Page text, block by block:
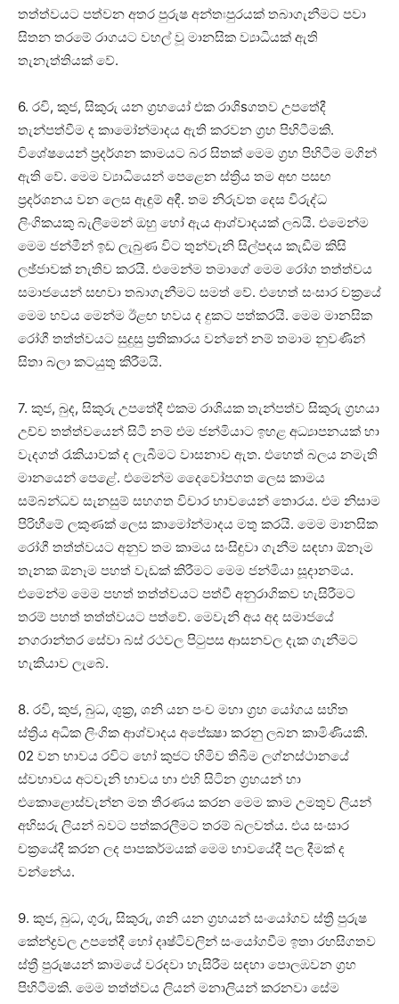
තත්ත්වයට පත්වන අතර පුරුෂ අන්තඃපුරයක්‌ තබාගැනීමට පවා
සිතන තරමේ රාගයට වහල් වූ මානසික ව්‍යාධියක්‌ ඇති
තැනැත්තියක්‌ වේ.
6. රවි, කුජ, සිකුරු යන ග්‍රහයෝ එක රාශිsගතව උපතේදී
තැන්පත්වීම ද කාමෝන්මාදය ඇති කරවන ග්‍රහ පිහිටීමකි.
විශේෂයෙන් ප්‍රදර්ශන කාමයට බර සිතක්‌ මෙම ග්‍රහ පිහිටීම මගින්
ඇති වේ. මෙම ව්‍යාධියෙන් පෙළෙන ස්‌ත්‍රිය තම අඟ පසඟ
ප්‍රදර්ශනය වන ලෙස ඇඳුම් අඳී. තම නිරුවත දෙස විරුද්ධ
ලිංගිකයකු බැලීමෙන් ඔහු හෝ ඇය ආශ්වාදයක්‌ ලබයි. එමෙන්ම
මෙම ජන්මීන් ඉඩ ලැබුණ විට තුන්වැනි සිල්පදය කැඩීම කිසි
ලඡ්ජාවක්‌ නැතිව කරයි. එමෙන්ම තමාගේ මෙම රෝග තත්ත්වය
සමාජයෙන් සඟවා තබාගැනීමට සමත් වේ. එහෙත් සංසාර චක්‍රයේ
මෙම භවය මෙන්ම ඊළඟ භවය ද දුකට පත්කරයි. මෙම මානසික
රෝගී තත්ත්වයට සුදුසු ප්‍රතිකාරය වන්නේ නම් තමාම නුවණින්
සිතා බලා කටයුතු කිරීමයි.
7. කුජ, බුද, සිකුරු උපතේදී එකම රාශියක තැන්පත්ව සිකුරු ග්‍රහයා
උච්ච තත්ත්වයෙන් සිටී නම් එම ජන්මියාට ඉහළ අධ්‍යාපනයක්‌ හා
වැදගත් රැකියාවක්‌ ද ලැබීමට වාසනාව ඇත. එහෙත් බලය නමැති
මානයෙන් පෙළේ. එමෙන්ම දෛවෝපගත ලෙස කාමය
සම්බන්ධව සැනසුම් සහගත විචාර භාවයෙන් තොරය. එම නිසාම
පිරිහීමේ ලකුණක්‌ ලෙස කාමෝන්මාදය මතු කරයි. මෙම මානසික
රෝගී තත්ත්වයට අනුව තම කාමය සංසිඳුවා ගැනීම සඳහා ඕනෑම
තැනක ඕනෑම පහත් වැඩක්‌ කිරීමට මෙම ජන්මියා සූදානම්ය.
එමෙන්ම මෙම පහත් තත්ත්වයට පත්වී අනුරාගිකව හැසිරීමට
තරම් පහත් තත්ත්වයට පත්වේ. මෙවැනි අය අද සමාජයේ
නගරාන්තර සේවා බස්‌ රථවල පිටුපස ආසනවල දැක ගැනීමට
හැකියාව ලැබේ.
8. රවි, කුජ, බුධ, ශුක්‍ර, ශනි යන පංච මහා ග්‍රහ යෝගය සහිත
ස්‌ත්‍රිය අධික ලිංගික ආශ්වාදය අපේක්‍ෂා කරනු ලබන කාමිණියකි.
02 වන භාවය රවිට හෝ කුජට හිමිව තිබීම ලග්නස්‌ථානයේ
ස්‌වභාවය අටවැනි භාවය හා එහි සිටින ග්‍රහයන් හා
එකොළොස්‌වැන්න මත තීරණය කරන මෙම කාම උමතුව ලියන්
අභිසරු ලියන් බවට පත්කරලීමට තරම් බලවත්ය. එය සංසාර
චක්‍රයේදී කරන ලද පාපකර්මයක්‌ මෙම භාවයේදී පල දීමක්‌ ද
වන්නේය.
9. කුජ, බුධ, ගුරු, සිකුරු, ශනි යන ග්‍රහයන් සංයෝගව ස්‌ත්‍රී පුරුෂ
කේන්ද්‍රවල උපතේදී හෝ දෘෂ්ටිවලින් සංයෝගවීම ඉතා රහසිගතව
ස්‌ත්‍රී පුරුෂයන් කාමයේ වරදවා හැසිරීම සඳහා පොලඹවන ග්‍රහ
පිහිටීමකි. මෙම තත්ත්වය ලියන් මනාලියන් කරනවා සේම